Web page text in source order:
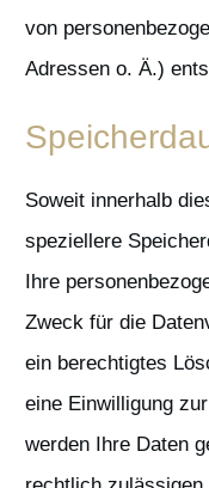
von
Adressen o. Ä.)
Soweit innerhalb
speziellere
Ihre
Zweck für die
ein berechtigtes
eine Einwilligung
werden Ihre Daten